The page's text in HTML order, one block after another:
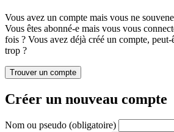
Vous avez un compte mais vous ne
Vous êtes abonné-e mais vous vous
fois ? Vous avez déjà créé un compte,
trop ?
Créer un nouveau compte
Nom ou pseudo (obligatoire)